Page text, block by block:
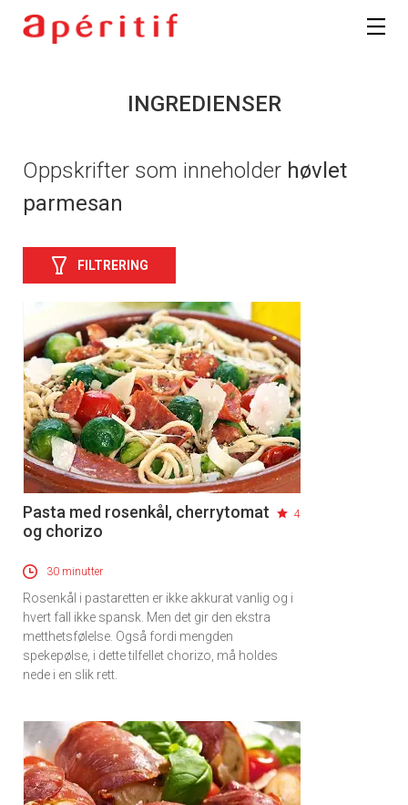
INGREDIENSER
Oppskrifter som inneholder høvlet
parmesan
FILTRERING
Pasta med rosenkål, cherrytomat
og chorizo
4
30 minutter
Rosenkål i pastaretten er ikke akkurat vanlig og i
hvert fall ikke spansk. Men det gir den ekstra
metthetsfølelse. Også fordi mengden
spekepølse, i dette tilfellet chorizo, må holdes
nede i en slik rett.